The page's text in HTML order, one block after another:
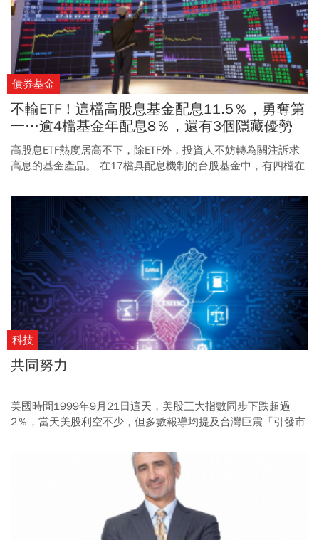
債券基金
不輸ETF！這檔高股息基金配息11.5％，勇奪第
一…逾4檔基金年配息8％，還有3個隱藏優勢
高股息ETF熱度居高不下，除ETF外，投資人不妨轉為關注訴求
高息的基金產品。 在17檔具配息機制的台股基金中，有四檔在
科技
共同努力
美國時間1999年9月21日這天，美股三大指數同步下跌超過
2％，當天美股利空不少，但多數報導均提及台灣巨震「引發市
（ABC）曾分析當時全球景氣低迷原因，其中之一，也歸咎於台